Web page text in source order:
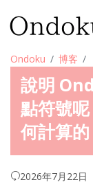
Ondoku 博客
說明
點符號
何計算的
2026年7月22日